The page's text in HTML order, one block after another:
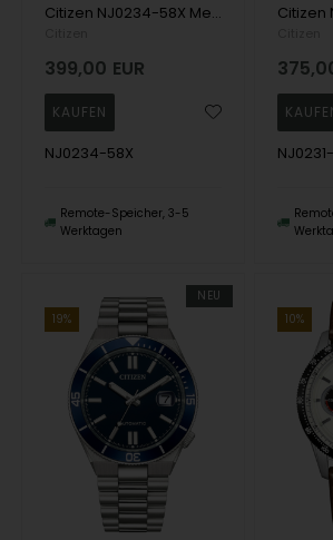
Citizen NJ0234-58X Mens Watch Automatic 40mm 10ATM Wristwatch
399,00 EUR
NJ0234-58X
Remote-Speicher, 3-5
Werktagen
NEU
19%
10%